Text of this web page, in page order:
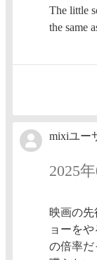
The little
the same
mixiユー
2025
映画の
ョーを
の倍率だ